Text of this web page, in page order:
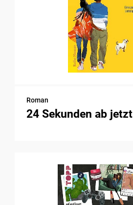
Roman
24 Sekunden ab jetzt